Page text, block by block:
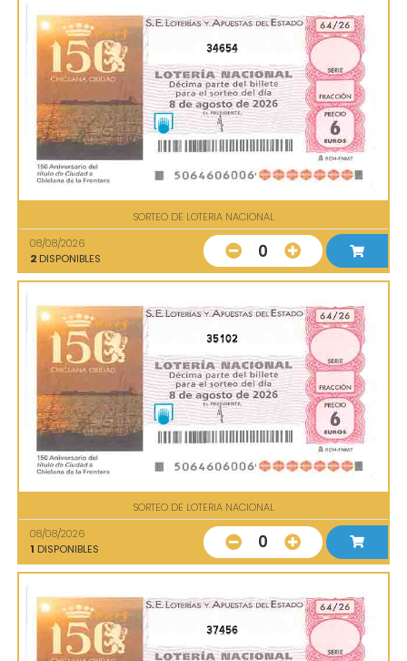
34654
SORTEO DE LOTERIA NACIONAL
08/08/2026
2 DISPONIBLES 0
35102
SORTEO DE LOTERIA NACIONAL
08/08/2026
1 DISPONIBLES 0
37456